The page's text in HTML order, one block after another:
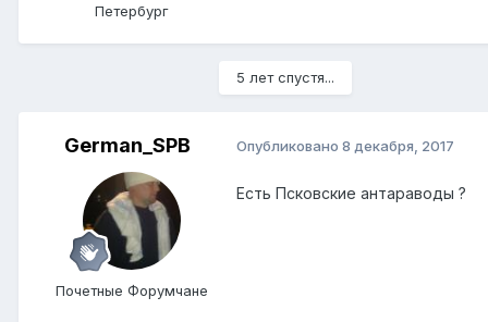
Петербург
5 лет спустя...
German_SPB
Почетные Форумчане
Опубликовано 8 декабря, 2017
Есть Псковские антараводы ?